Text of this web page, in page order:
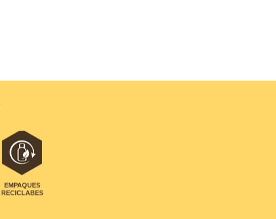
EMPAQUES
RECICLABES